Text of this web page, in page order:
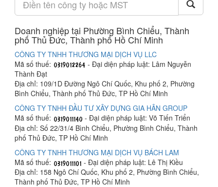
Doanh nghiệp tại Phường Bình Chiểu, Thành
phố Thủ Đức, Thành phố Hồ Chí Minh
CÔNG TY TNHH THƯƠNG MẠI DỊCH VỤ LLC
Mã số thuế:
- Đại diện pháp luật: Lâm Nguyễn
Thành Đạt
Địa chỉ: 109/1D Đường Ngô Chí Quốc, Khu phố 2, Phường
Bình Chiểu, Thành phố Thủ Đức, TP Hồ Chí Minh
CÔNG TY TNHH ĐẦU TƯ XÂY DỰNG GIA HÂN GROUP
Mã số thuế:
- Đại diện pháp luật: Võ Tiến Triển
Địa chỉ: Số 22/31/4 Bình Chiểu, Phường Bình Chiểu, Thành
phố Thủ Đức, TP Hồ Chí Minh
CÔNG TY TNHH THƯƠNG MẠI DỊCH VỤ BÁCH LAM
Mã số thuế:
- Đại diện pháp luật: Lê Thị Kiều
Địa chỉ: 158 Ngô Chí Quốc, Khu phố 2, Phường Bình Chiểu,
Thành phố Thủ Đức, TP Hồ Chí Minh